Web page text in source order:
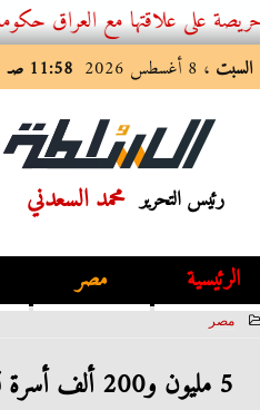
مع العراق حكومة...
السبت ، 8 أغسطس 2026 11:58 صـ
رئيس التحرير محمد السعدني
الرئيسية مصر
مصر
5 مليون و200 ألف أسرة تستفيد من تكافل وكرامة بدعم 31 مليار جنيه.. التفاصيل